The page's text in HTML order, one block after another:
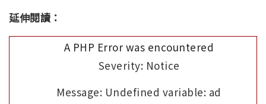
延伸閱讀：
A PHP Error was encountered
Severity: Notice
Message: Undefined variable: ad